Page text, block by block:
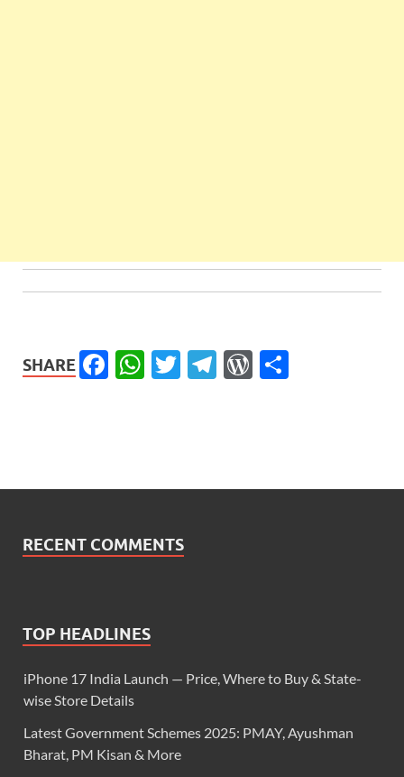
SHARE Facebook
WhatsApp
Twitter
Telegram
WordPress
RECENT COMMENTS
TOP HEADLINES
iPhone 17 India Launch — Price, Where to Buy & State-
wise Store Details
Latest Government Schemes 2025: PMAY, Ayushman
Bharat, PM Kisan & More